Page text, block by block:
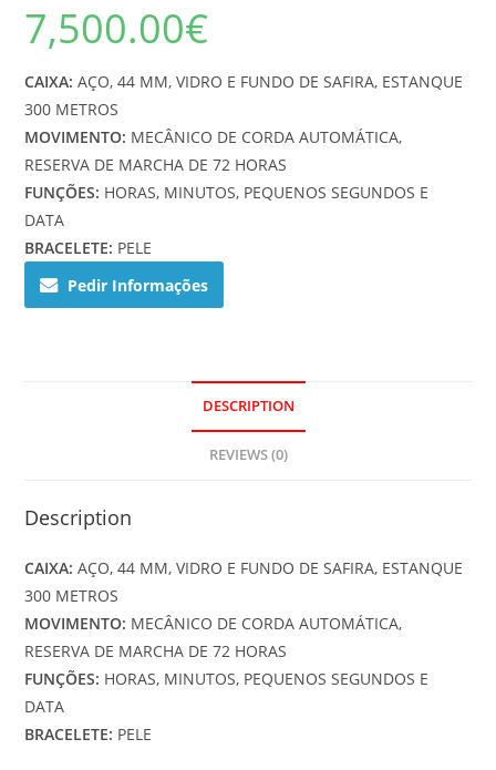
7,500.00€
CAIXA: AÇO, 44 MM, VIDRO E FUNDO DE SAFIRA, ESTANQUE
300 METROS
MOVIMENTO: MECÂNICO DE CORDA AUTOMÁTICA,
RESERVA DE MARCHA DE 72 HORAS
FUNÇÕES: HORAS, MINUTOS, PEQUENOS SEGUNDOS E
DATA
BRACELETE: PELE
Pedir Informações
DESCRIPTION
REVIEWS (0)
Description
CAIXA: AÇO, 44 MM, VIDRO E FUNDO DE SAFIRA, ESTANQUE
300 METROS
MOVIMENTO: MECÂNICO DE CORDA AUTOMÁTICA,
RESERVA DE MARCHA DE 72 HORAS
FUNÇÕES: HORAS, MINUTOS, PEQUENOS SEGUNDOS E
DATA
BRACELETE: PELE